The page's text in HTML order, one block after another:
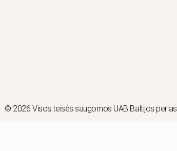
© 2026 Visos teisės saugomos UAB Baltijos perlas